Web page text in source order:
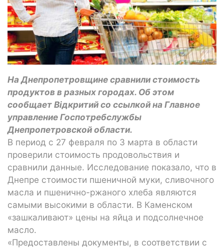
На Днепропетровщине сравнили стоимость
продуктов в разных городах. Об этом
сообщает Відкритий со ссылкой на Главное
управление Госпотребслужбы
Днепропетровской области.
В период с 27 февраля по 3 марта в области
проверили стоимость продовольствия и
сравнили данные. Исследование показало, что в
Днепре стоимости пшеничной муки, сливочного
масла и пшенично-ржаного хлеба являются
самыми высокими в области. В Каменском
«зашкаливают» цены на яйца и подсолнечное
масло.
«Предоставлены документы, в соответствии с